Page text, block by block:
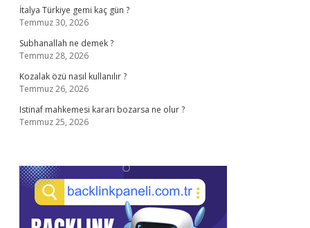
İtalya Türkiye gemi kaç gün ?
Temmuz 30, 2026
Subhanallah ne demek ?
Temmuz 28, 2026
Kozalak özü nasıl kullanılır ?
Temmuz 26, 2026
Istinaf mahkemesi kararı bozarsa ne olur ?
Temmuz 25, 2026